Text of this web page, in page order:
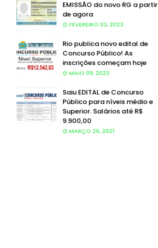
EMISSÃO do novo RG a partir
de agora
FEVEREIRO 03, 2023
Rio publica novo edital de
Concurso Público! As
inscrições começam hoje
MAIO 09, 2023
Saiu EDITAL de Concurso
Público para níveis médio e
Superior. Salários até R$
9.900,00
MARÇO 26, 2021